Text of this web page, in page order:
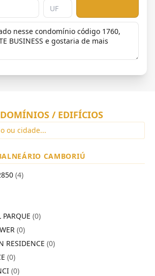
/ EDIFÍCIOS
CAMBORIÚ
(4)
(0)
(0)
RESIDENCE (0)
(0)
(0)